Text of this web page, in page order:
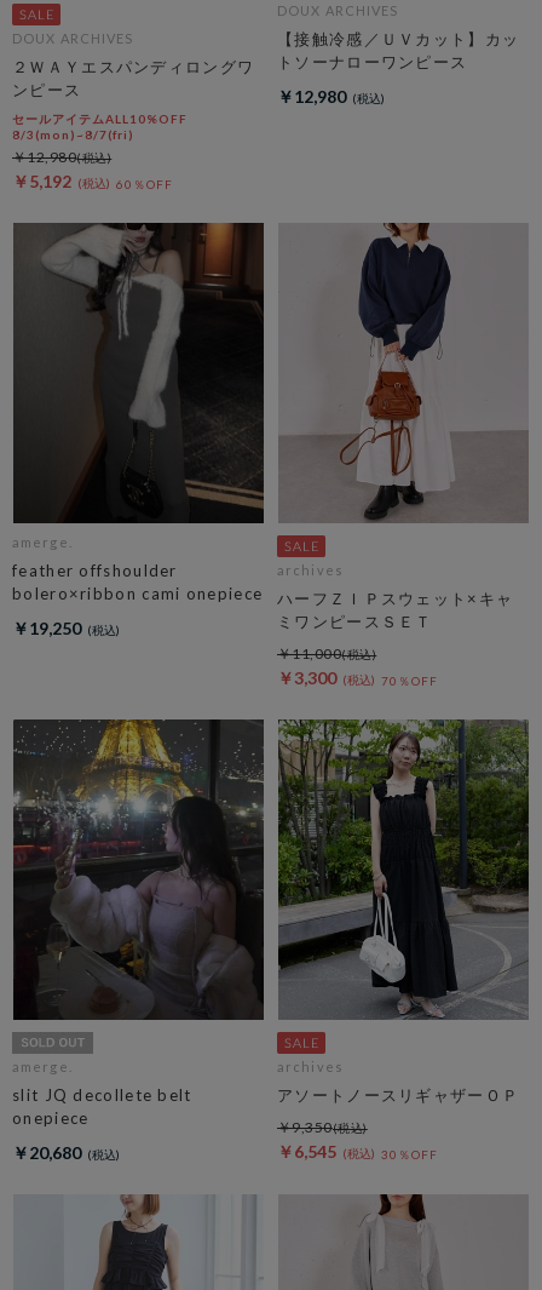
DOUX ARCHIVES
２ＷＡＹエスパンディロングワ
ンピース
セールアイテムALL10%OFF
8/3(mon)~8/7(fri)
￥5,192 60％OFF
￥12,980
DOUX ARCHIVES
【接触冷感／ＵＶカット】カッ
トソーナローワンピース
￥12,980
amerge.
feather offshoulder
bolero×ribbon cami onepiece
￥19,250
archives
ハーフＺＩＰスウェット×キャ
ミワンピースＳＥＴ
￥3,300 70％OFF
￥11,000
amerge.
slit JQ decollete belt
onepiece
￥20,680
archives
アソートノースリギャザーＯＰ
￥6,545 30％OFF
￥9,350